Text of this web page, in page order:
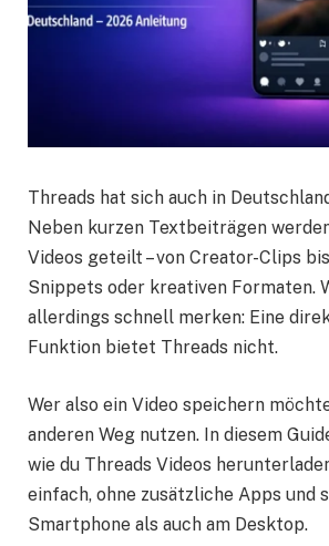
Threads hat sich auch in
Neben kurzen Textbeiträgen
Videos geteilt – von Creator-Clips
Snippets oder kreativen Formaten.
allerdings schnell merken: Eine
Funktion bietet Threads nicht.
Wer also ein Video speichern
anderen Weg nutzen. In diesem
wie du Threads Videos
einfach, ohne zusätzliche Apps und
Smartphone als auch am Desktop.